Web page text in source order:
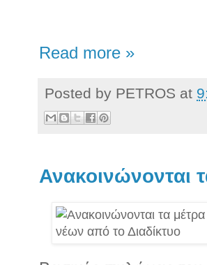
Read more »
Posted by PETROS at
Ανακοινώνονται